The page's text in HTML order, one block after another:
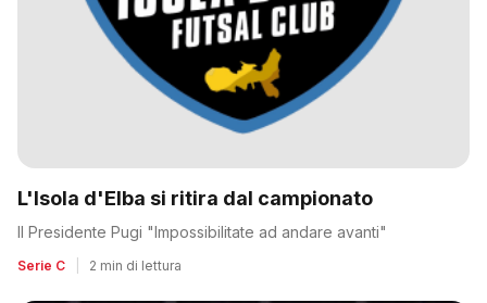
L'Isola d'Elba si ritira dal campionato
Il Presidente Pugi "Impossibilitate ad andare avanti"
Serie C 2 min di lettura